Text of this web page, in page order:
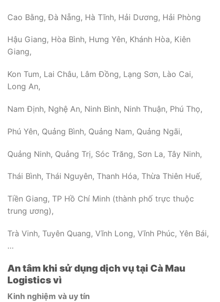
Cao Bằng, Đà Nẵng, Hà Tĩnh, Hải Dương, Hải Phòng
Hậu Giang, Hòa Bình, Hưng Yên, Khánh Hòa, Kiên
Giang,
Kon Tum, Lai Châu, Lâm Đồng, Lạng Sơn, Lào Cai,
Long An,
Nam Định, Nghệ An, Ninh Bình, Ninh Thuận, Phú Thọ,
Phú Yên, Quảng Bình, Quảng Nam, Quảng Ngãi,
Quảng Ninh, Quảng Trị, Sóc Trăng, Sơn La, Tây Ninh,
Thái Bình, Thái Nguyên, Thanh Hóa, Thừa Thiên Huế,
Tiền Giang, TP Hồ Chí Minh (thành phố trực thuộc
trung ương),
Trà Vinh, Tuyên Quang, Vĩnh Long, Vĩnh Phúc, Yên Bái,
…
An tâm khi sử dụng dịch vụ tại Cà Mau
Logistics vì
Kinh nghiệm và uy tín